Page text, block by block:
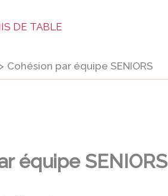
DE TABLE
Cohésion par équipe SENIORS
équipe SENIORS